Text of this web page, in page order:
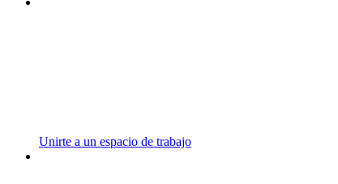
Unirte a un espacio de trabajo